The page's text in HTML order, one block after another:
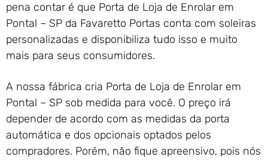
pena contar é que Porta de Loja de Enrolar em
Pontal – SP da Favaretto Portas conta com soleiras
personalizadas e disponibiliza tudo isso e muito
mais para seus consumidores.
A nossa fábrica cria Porta de Loja de Enrolar em
Pontal – SP sob medida para você. O preço irá
depender de acordo com as medidas da porta
automática e dos opcionais optados pelos
compradores. Porém, não fique apreensivo, pois nós